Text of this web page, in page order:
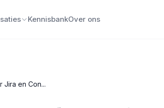
KennisbankOver ons
Jira en Con...